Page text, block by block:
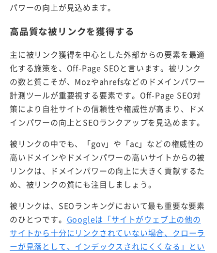
パワーの向上が見込めます。
高品質な被リンクを獲得する
主に被リンク獲得を中心とした外部からの要素を最適
化する施策を、Off-Page SEOと言います。被リンク
の数と質こそが、Mozやahrefsなどのドメインパワー
計測ツールが重要視する要素です。Off-Page SEO対
策により自社サイトの信頼性や権威性が高まり、ドメ
インパワーの向上とSEOランクアップを見込めます。
被リンクの中でも、「gov」や「ac」などの権威性の
高いドメインやドメインパワーの高いサイトからの被
リンクは、ドメインパワーの向上に大きく貢献するた
め、被リンクの質にも注目しましょう。
被リンクは、SEOランキングにおいて最も重要な要素
のひとつです。 Googleは「サイトがウェブ上の他の
サイトから十分にリンクされていない場合、クローラ
ーが見落として、インデックスされにくくなる」とい